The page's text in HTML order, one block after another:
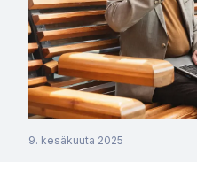
9. kesäkuuta 2025